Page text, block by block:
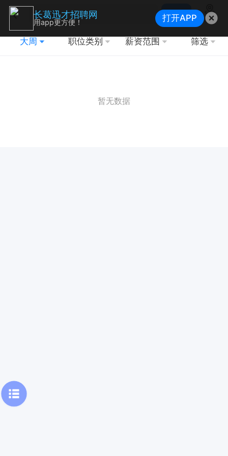
搜索
地图
大周 职位类别 薪资范围 筛选
暂无数据
长葛迅才招聘网
用app更方便！ 打开APP